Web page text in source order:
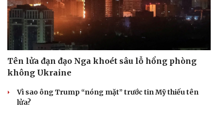
Tên lửa đạn đạo Nga khoét sâu lỗ hổng phòng
không Ukraine
Vì sao ông Trump “nóng mặt” trước tin Mỹ thiếu tên
lửa?